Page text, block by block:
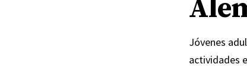
Jóvenes
actividades